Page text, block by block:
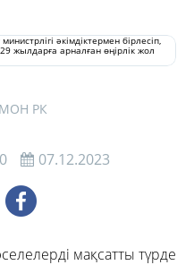
МОН РК
0 07.12.2023
мақсатты түрде